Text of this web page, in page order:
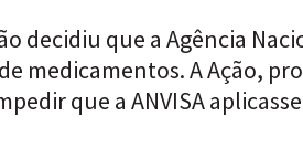
decidiu que a Agência
medicamentos. A Ação,
que a ANVISA